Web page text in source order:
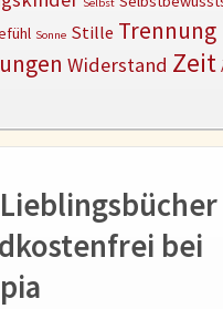
Sonne Stille Trennung
Widerstand Zeit
Lieblingsbücher
bei